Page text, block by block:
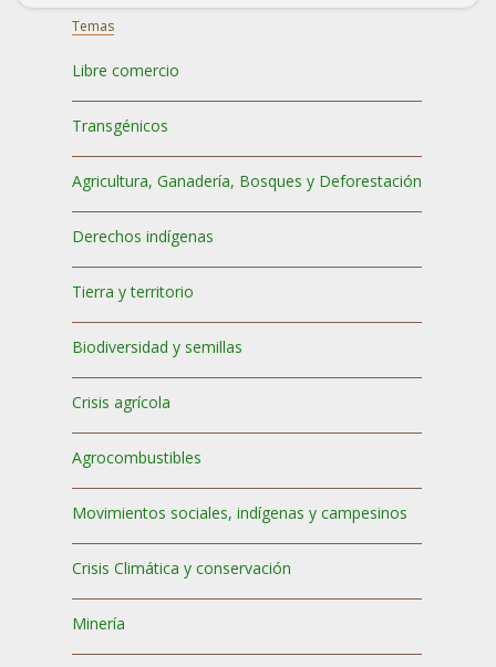
Temas
Libre comercio
Transgénicos
Agricultura, Ganadería, Bosques y Deforestación
Derechos indígenas
Tierra y territorio
Biodiversidad y semillas
Crisis agrícola
Agrocombustibles
Movimientos sociales, indígenas y campesinos
Crisis Climática y conservación
Minería